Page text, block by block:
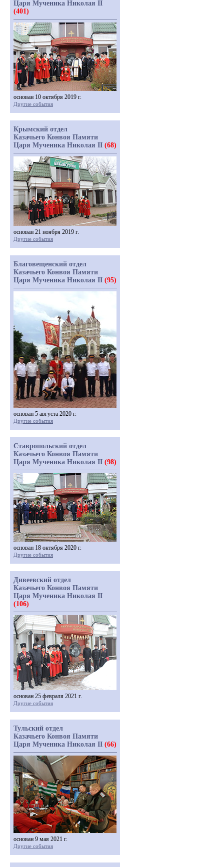
Царя Мученика Николая II
(401)
основан 10 октября 2019 г.
Другие события
Крымский отдел
Казачьего Конвоя Памяти
Царя Мученика Николая II (68)
основан 21 ноября 2019 г.
Другие события
Благовещенский отдел
Казачьего Конвоя Памяти
Царя Мученика Николая II (95)
основан 5 августа 2020 г.
Другие события
Ставропольский отдел
Казачьего Конвоя Памяти
Царя Мученика Николая II (98)
основан 18 октября 2020 г.
Другие события
Дивеевский отдел
Казачьего Конвоя Памяти
Царя Мученика Николая II
(106)
основан 25 февраля 2021 г.
Другие события
Тульский отдел
Казачьего Конвоя Памяти
Царя Мученика Николая II (66)
основан 9 мая 2021 г.
Другие события